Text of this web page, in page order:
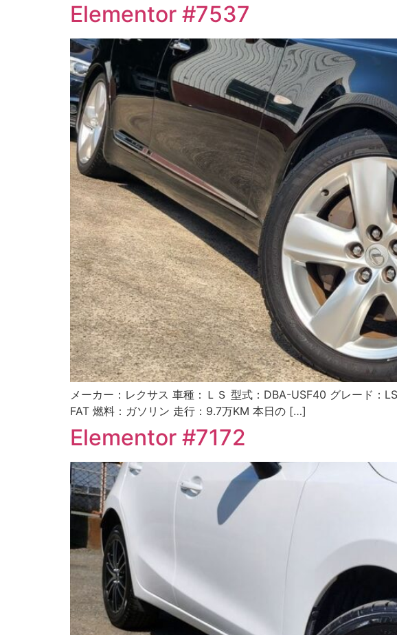
Elementor #7537
メーカー：レクサス 車種：ＬＳ 型式：DBA-USF40 グレード：
FAT 燃料：ガソリン 走行：9.7万KM 本日の […]
Elementor #7172